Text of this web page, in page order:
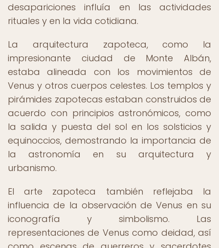
desapariciones influía en las actividades
rituales y en la vida cotidiana.
La arquitectura zapoteca, como la
impresionante ciudad de Monte Albán,
estaba alineada con los movimientos de
Venus y otros cuerpos celestes. Los templos y
pirámides zapotecas estaban construidos de
acuerdo con principios astronómicos, como
la salida y puesta del sol en los solsticios y
equinoccios, demostrando la importancia de
la astronomía en su arquitectura y
urbanismo.
El arte zapoteca también reflejaba la
influencia de la observación de Venus en su
iconografía y simbolismo. Las
representaciones de Venus como deidad, así